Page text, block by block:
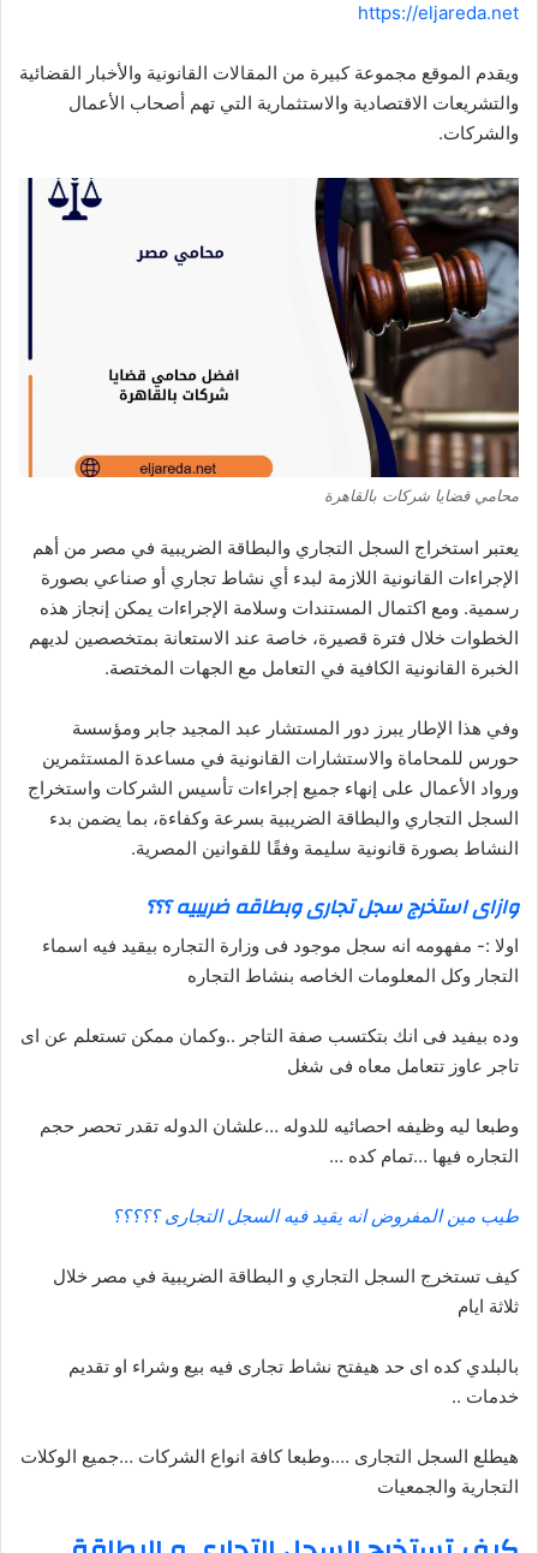
https://eljareda.net
ويقدم الموقع مجموعة كبيرة من المقالات القانونية والأخبار القضائية
والتشريعات الاقتصادية والاستثمارية التي تهم أصحاب الأعمال
والشركات.
محامي قضايا شركات بالقاهرة
يعتبر استخراج السجل التجاري والبطاقة الضريبية في مصر من أهم
الإجراءات القانونية اللازمة لبدء أي نشاط تجاري أو صناعي بصورة
رسمية. ومع اكتمال المستندات وسلامة الإجراءات يمكن إنجاز هذه
الخطوات خلال فترة قصيرة، خاصة عند الاستعانة بمتخصصين لديهم
الخبرة القانونية الكافية في التعامل مع الجهات المختصة.
وفي هذا الإطار يبرز دور المستشار عبد المجيد جابر ومؤسسة
حورس للمحاماة والاستشارات القانونية في مساعدة المستثمرين
ورواد الأعمال على إنهاء جميع إجراءات تأسيس الشركات واستخراج
السجل التجاري والبطاقة الضريبية بسرعة وكفاءة، بما يضمن بدء
النشاط بصورة قانونية سليمة وفقًا للقوانين المصرية.
وازاى استخرج سجل تجارى وبطاقه ضريبيه ؟؟؟
اولا :- مفهومه انه سجل موجود فى وزارة التجاره بيقيد فيه اسماء
التجار وكل المعلومات الخاصه بنشاط التجاره
وده بيفيد فى انك بتكتسب صفة التاجر ..وكمان ممكن تستعلم عن اى
تاجر عاوز تتعامل معاه فى شغل
وطبعا ليه وظيفه احصائيه للدوله …علشان الدوله تقدر تحصر حجم
التجاره فيها …تمام كده …
طيب مين المفروض انه يقيد فيه السجل التجارى ؟؟؟؟؟
كيف تستخرج السجل التجاري و البطاقة الضريبية في مصر خلال
ثلاثة ايام
بالبلدي كده اى حد هيفتح نشاط تجارى فيه بيع وشراء او تقديم
خدمات ..
هيطلع السجل التجارى ….وطبعا كافة انواع الشركات …جميع الوكلات
التجارية والجمعيات